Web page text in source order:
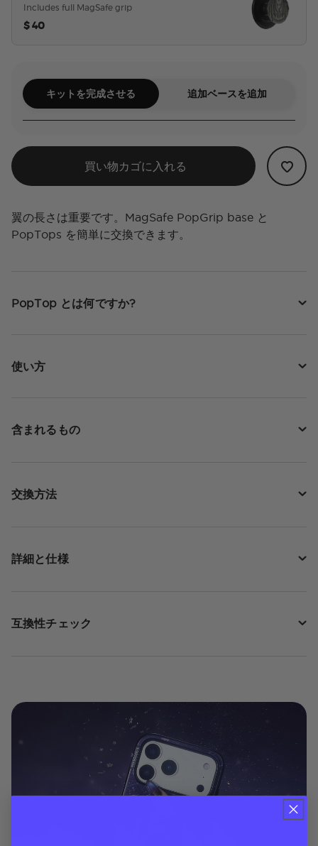
Includes full MagSafe grip
$ 40
キットを完成させる 追加ベースを追加
買い物カゴに入れる
翼の長さは重要です。MagSafe PopGrip base と
PopTops を簡単に交換できます。
PopTop とは何ですか?
使い方
含まれるもの
交換方法
詳細と仕様
互換性チェック